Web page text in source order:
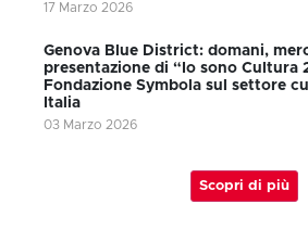
17 Marzo 2026
Genova Blue District: domani,
presentazione di “Io sono Cultura
Fondazione Symbola sul settore
Italia
03 Marzo 2026
Scopri di più